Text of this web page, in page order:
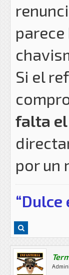
Si el
falta
por un